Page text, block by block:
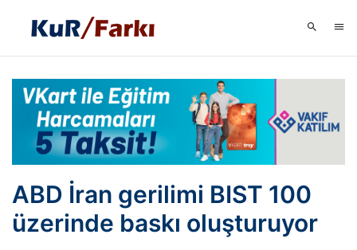
ABD İran gerilimi BIST 100
üzerinde baskı oluşturuyor